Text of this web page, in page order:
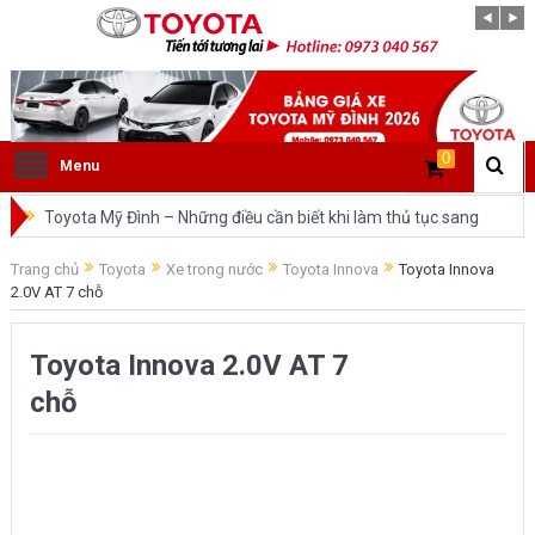
Menu 0
Toyota Mỹ Đình – Những điều cần biết khi làm thủ tục sang
tên ô tô trong cùng tỉnh.
So sánh Toyota Veloz Cross và Toyota Innova: Nên chọn xe
Đánh giá tổng quan về xe Toyota Veloz Cross 2022 HOT
Trang chủ Toyota Xe trong nước Toyota Innova
Toyota Innova
2.0V AT 7 chỗ
Toyota Innova 2.0V AT 7
chỗ